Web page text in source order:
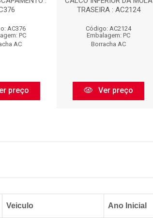
AC376
PC
AC
preço
TRASEIRA : AC2124
Código: AC2124
Embalagem: PC
Borracha AC
Ver preço
Veiculo Ano Inicial